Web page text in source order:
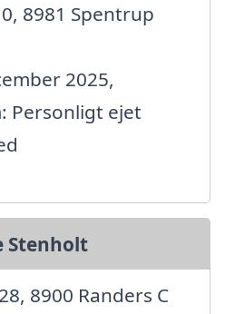
8981 Spentrup
2025,
Personligt ejet
Stenholt
8900 Randers C